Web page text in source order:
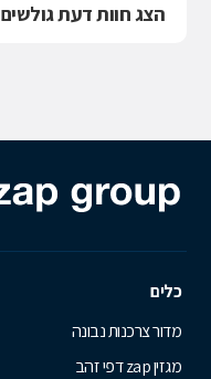
הצג חוות דעת גולשים
כלים
מדור צרכנות נבונה
מגזין zap דפי זהב